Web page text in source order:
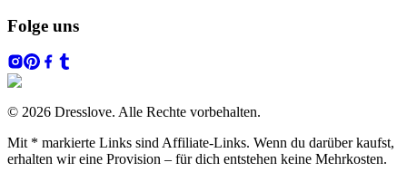
Folge uns
© 2026 Dresslove. Alle Rechte vorbehalten.
Mit * markierte Links sind Affiliate-Links. Wenn du darüber kaufst,
erhalten wir eine Provision – für dich entstehen keine Mehrkosten.